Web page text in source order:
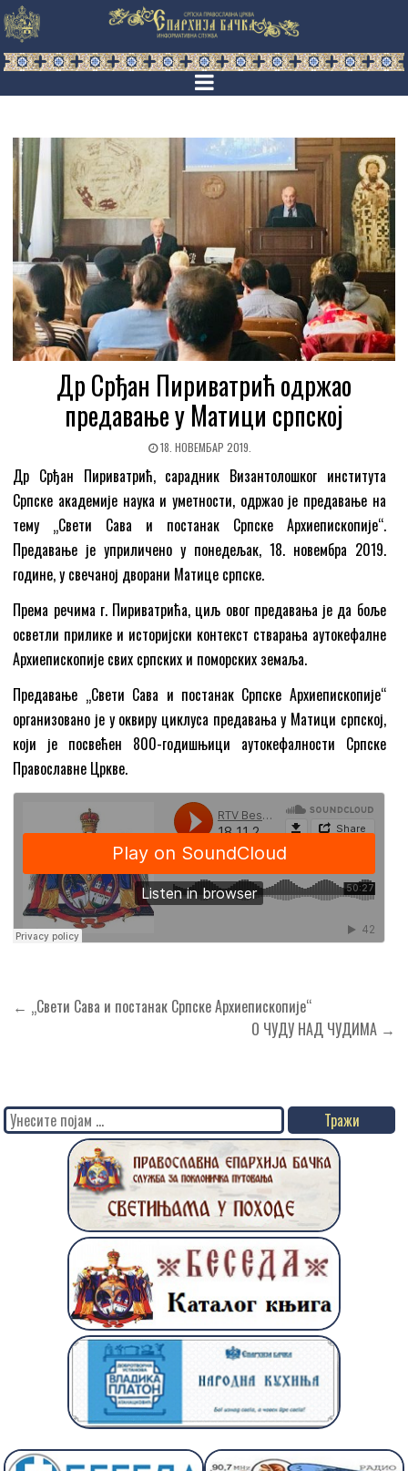
Др Срђан Пириватрић одржао
предавање у Матици српској
18. НОВЕМБАР 2019.
Др Срђан Пириватрић, сарадник Византолошког института
Српске академије наука и уметности, одржао је предавање на
тему „Свети Сава и постанак Српске Архиепископије“.
Предавање је уприличено у понедељак, 18. новембра 2019.
године, у свечаној дворани Матице српске.
Према речима г. Пириватрића, циљ овог предавања је да боље
осветли прилике и историјски контекст стварања аутокефалне
Архиепископије свих српских и поморских земаља.
Предавање „Свети Сава и постанак Српске Архиепископије“
организовано је у оквиру циклуса предавања у Матици српској,
који је посвећен 800-годишњици аутокефалности Српске
Православне Цркве.
Кретање
← „Свети Сава и постанак Српске Архиепископије“
О ЧУДУ НАД ЧУДИМА →
Search
for: